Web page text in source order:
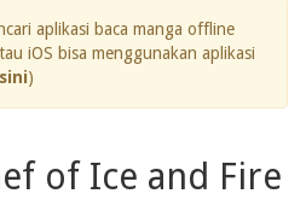
aplikasi baca manga offline
iOS bisa menggunakan aplikasi
)
of Ice and Fire